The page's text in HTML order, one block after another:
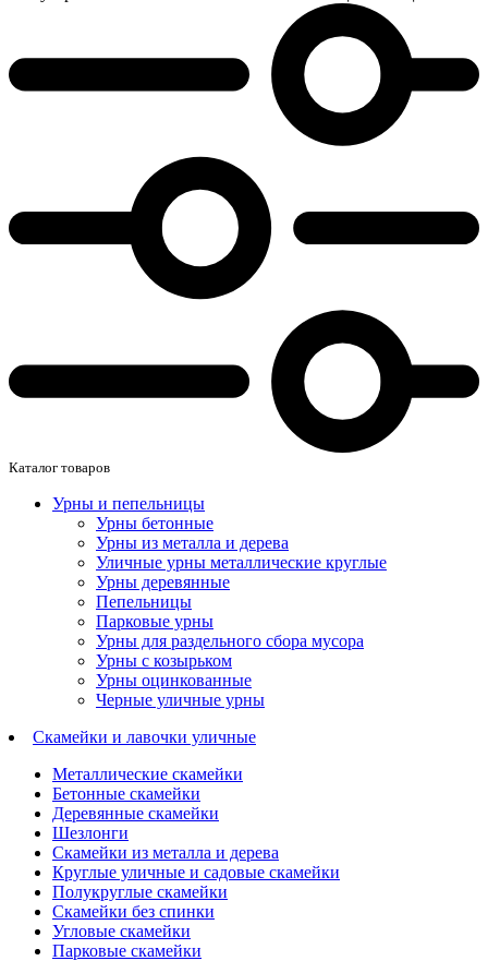
Каталог товаров
Урны и пепельницы
Урны бетонные
Урны из металла и дерева
Уличные урны металлические круглые
Урны деревянные
Пепельницы
Парковые урны
Урны для раздельного сбора мусора
Урны с козырьком
Урны оцинкованные
Черные уличные урны
Скамейки и лавочки уличные
Металлические скамейки
Бетонные скамейки
Деревянные скамейки
Шезлонги
Скамейки из металла и дерева
Круглые уличные и садовые скамейки
Полукруглые скамейки
Скамейки без спинки
Угловые скамейки
Парковые скамейки